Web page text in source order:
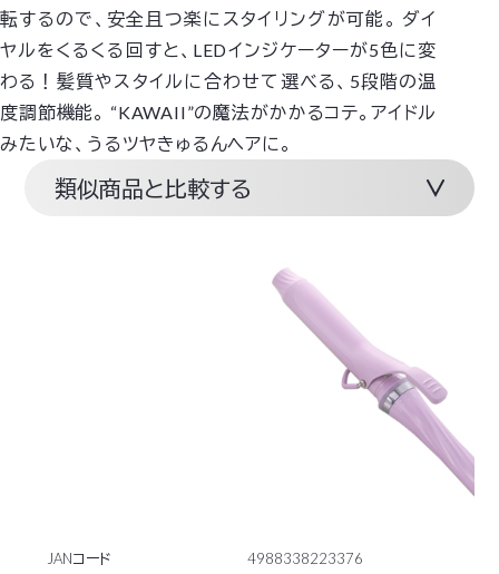
転するので、安全且つ楽にスタイリングが可能。 ダイ
ヤルをくるくる回すと、LEDインジケーターが5色に変
わる！髪質やスタイルに合わせて選べる、5段階の温
度調節機能。 “KAWAII”の魔法がかかるコテ。アイドル
みたいな、うるツヤきゅるんヘアに。
類似商品と比較する
JANコード 4988338223376